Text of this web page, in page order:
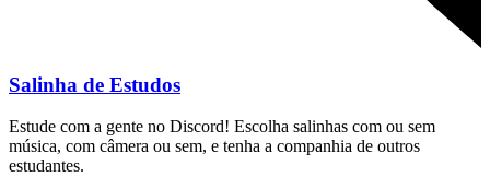
Salinha de Estudos
Estude com a gente no Discord! Escolha salinhas com ou sem
música, com câmera ou sem, e tenha a companhia de outros
estudantes.